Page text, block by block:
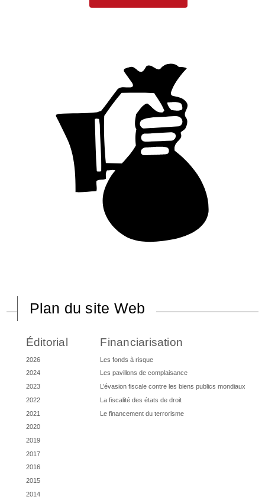
Plan du site Web
Éditorial
2026
2024
2023
2022
2021
2020
2019
2017
2016
2015
2014
Financiarisation
Les fonds à risque
Les pavillons de complaisance
L’évasion fiscale contre les biens publics mondiaux
La fiscalité des états de droit
Le financement du terrorisme